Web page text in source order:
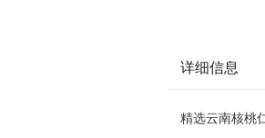
详细信息
精选云南核桃